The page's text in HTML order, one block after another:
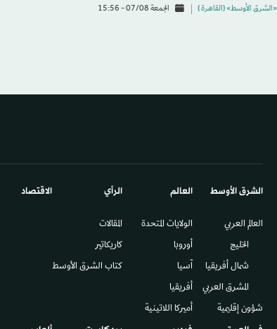
«الشرق الأوسط» (القاهرة ) الجمعة 07/08 - 15:56
الشرق الأوسط​
العالم العربي
الخليج
شمال أفريقيا
المشرق العربي
شؤون إقليمية
العالم
الولايات المتحدة
أوروبا
آسيا
أفريقيا
أميركا اللاتينية
الرأي
المقالات
كاريكاتير
كتاب الشرق الأوسط
الاقتصاد